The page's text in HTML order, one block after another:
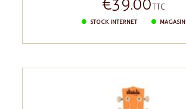
Price
€39.00TTC
STOCK INTERNET MAGASIN